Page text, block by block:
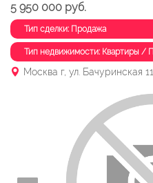
5 950 000 руб.
Тип сделки: Продажа
Тип недвижимости: Квартиры /
Москва г, ул. Бачуринская